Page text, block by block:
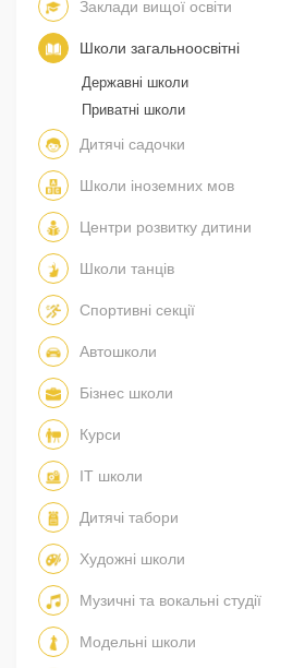
Заклади вищої освіти
Школи загальноосвітні
Державні школи
Приватні школи
Дитячі садочки
Школи іноземних мов
Центри розвитку дитини
Школи танців
Спортивні секції
Автошколи
Бізнес школи
Курси
IT школи
Дитячі табори
Художні школи
Музичні та вокальні студії
Модельні школи